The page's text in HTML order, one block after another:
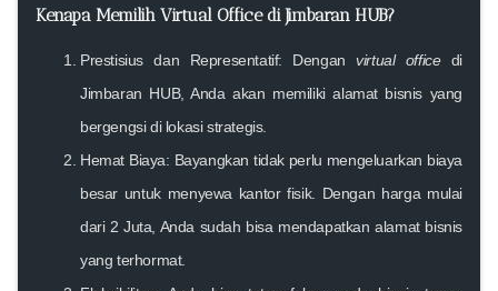
Kenapa Memilih Virtual Office di Jimbaran HUB?
Prestisius dan Representatif: Denganvirtual officedi
Jimbaran HUB, Anda akan memiliki alamat bisnis yang
bergengsi di lokasi strategis.
Hemat Biaya: Bayangkan tidak perlu mengeluarkan biaya
besar untuk menyewa kantor fisik. Dengan harga mulai
dari 2 Juta, Anda sudah bisa mendapatkan alamat bisnis
yang terhormat.